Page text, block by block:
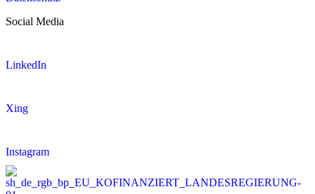
Social Media
LinkedIn
Xing
Instagram